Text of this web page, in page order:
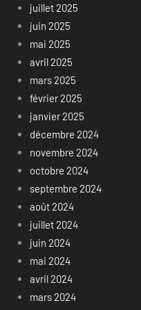
juillet 2025
juin 2025
mai 2025
avril 2025
mars 2025
février 2025
janvier 2025
décembre 2024
novembre 2024
octobre 2024
septembre 2024
août 2024
juillet 2024
juin 2024
mai 2024
avril 2024
mars 2024